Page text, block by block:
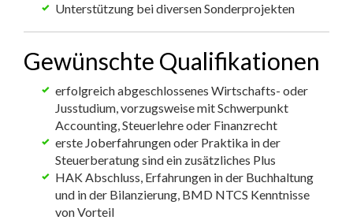
Unterstützung bei diversen Sonderprojekten
Gewünschte Qualifikationen
erfolgreich abgeschlossenes Wirtschafts- oder
Jusstudium, vorzugsweise mit Schwerpunkt
Accounting, Steuerlehre oder Finanzrecht
erste Joberfahrungen oder Praktika in der
Steuerberatung sind ein zusätzliches Plus
HAK Abschluss, Erfahrungen in der Buchhaltung
und in der Bilanzierung, BMD NTCS Kenntnisse
von Vorteil